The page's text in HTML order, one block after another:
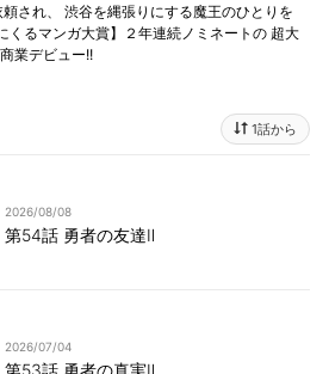
され、 渋谷を縄張りにする魔王のひとりを
るマンガ大賞】２年連続ノミネートの 超大
業デビュー!!
1話から
2026/08/08
第54話 勇者の友達Ⅱ
2026/07/04